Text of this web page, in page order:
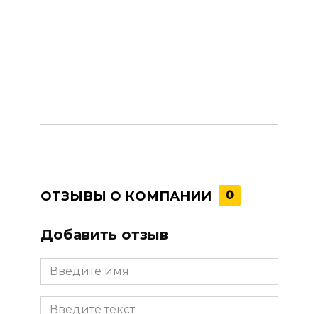
ОТЗЫВЫ О КОМПАНИИ 0
Добавить отзыв